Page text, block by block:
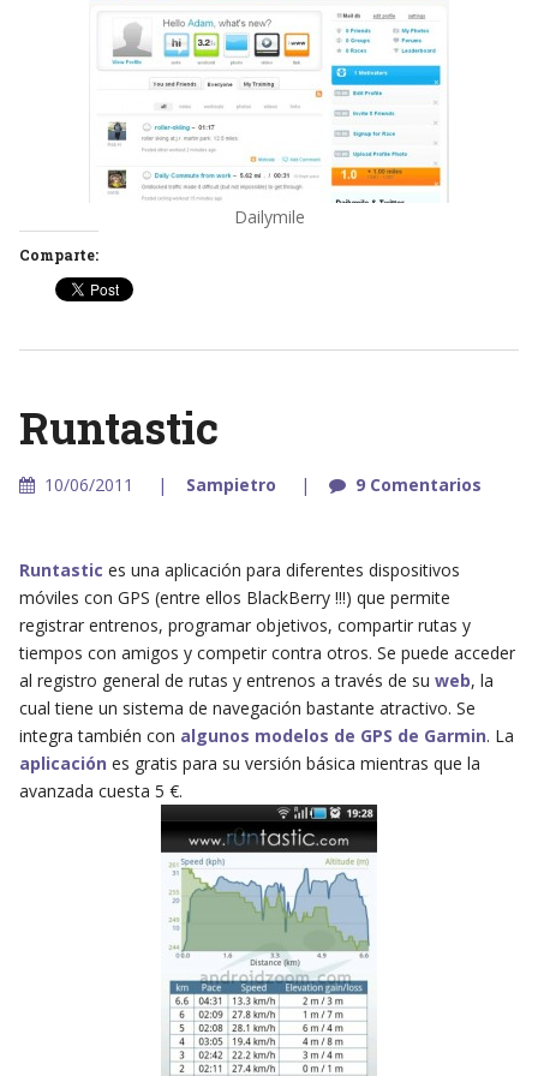
Dailymile
Comparte:
Runtastic
10/06/2011 Sampietro 9 Comentarios
Runtastic es una aplicación para diferentes dispositivos
móviles con GPS (entre ellos BlackBerry !!!) que permite
registrar entrenos, programar objetivos, compartir rutas y
tiempos con amigos y competir contra otros. Se puede acceder
al registro general de rutas y entrenos a través de su web, la
cual tiene un sistema de navegación bastante atractivo. Se
integra también con algunos modelos de GPS de Garmin. La
aplicación es gratis para su versión básica mientras que la
avanzada cuesta 5 €.